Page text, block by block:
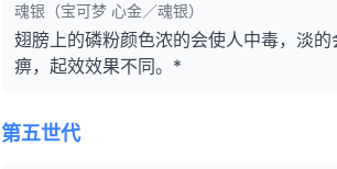
魂银（宝可梦 心金／魂银）
翅膀上的磷粉颜色浓的会使人中毒，淡的
痹，起效效果不同。*
第五世代